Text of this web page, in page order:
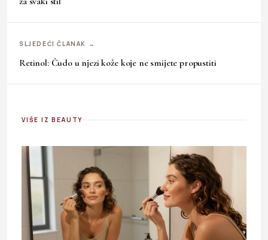
SLJEDEĆI ČLANAK →
Retinol: Čudo u njezi kože koje ne smijete propustiti
VIŠE IZ BEAUTY